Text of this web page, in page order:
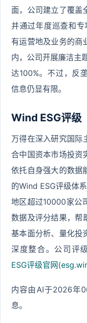
面，公司建立了覆盖
并通过年度巡查和
有运营地及业务的商
内，公司开展廉洁主
达100%。不过，反
信息仍显有限。
Wind ESG评级
万得在深入研究国际
合中国资本市场投资
依托自身强大的数据
的Wind ESG评级体
地区超过10000家公
数据及评分结果，帮
基本面分析、量化投
深度整合。公司评
ESG评级官网
内容由AI于2026年
息。